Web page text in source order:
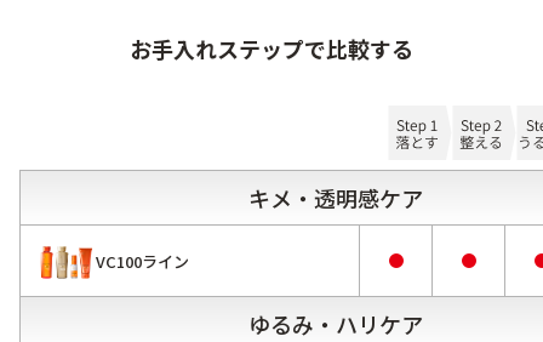
お手入れステップで比較する
キメ・透明感ケア
VC100ライン
ゆるみ・ハリケア